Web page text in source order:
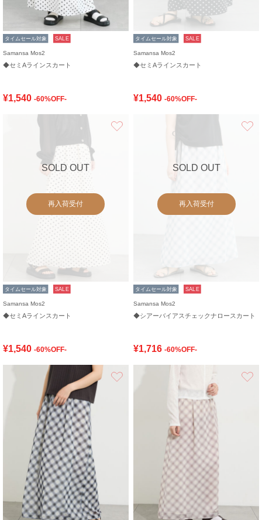
タイムセール対象 SALE
Samansa Mos2
◆セミAラインスカート
¥1,540 -60%OFF-
タイムセール対象 SALE
Samansa Mos2
◆セミAラインスカート
¥1,540 -60%OFF-
SOLD OUT
再入荷受付
タイムセール対象 SALE
Samansa Mos2
◆セミAラインスカート
¥1,540 -60%OFF-
SOLD OUT
再入荷受付
タイムセール対象 SALE
Samansa Mos2
◆シアーバイアスチェックナロースカート
¥1,716 -60%OFF-